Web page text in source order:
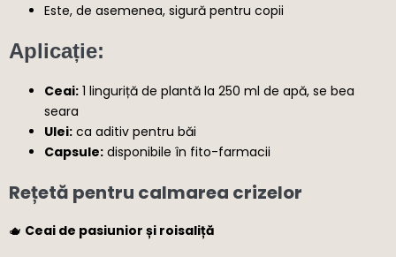
Este, de asemenea, sigură pentru copii
Aplicație:
Ceai: 1 linguriță de plantă la 250 ml de apă, se bea
seara
Ulei: ca aditiv pentru băi
Capsule: disponibile în fito-farmacii
Rețetă pentru calmarea crizelor
🫖 Ceai de pasiunior și roisaliță